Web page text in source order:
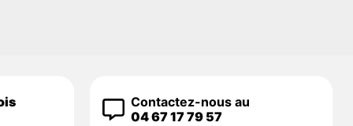
Contactez-nous au
04 67 17 79 57